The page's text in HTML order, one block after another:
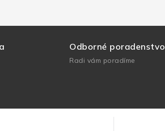
Odborné poradenstvo
Radi vám poradíme